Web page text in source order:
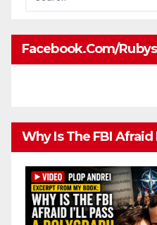
Facebook.com/
Why Is The FBI Afraid